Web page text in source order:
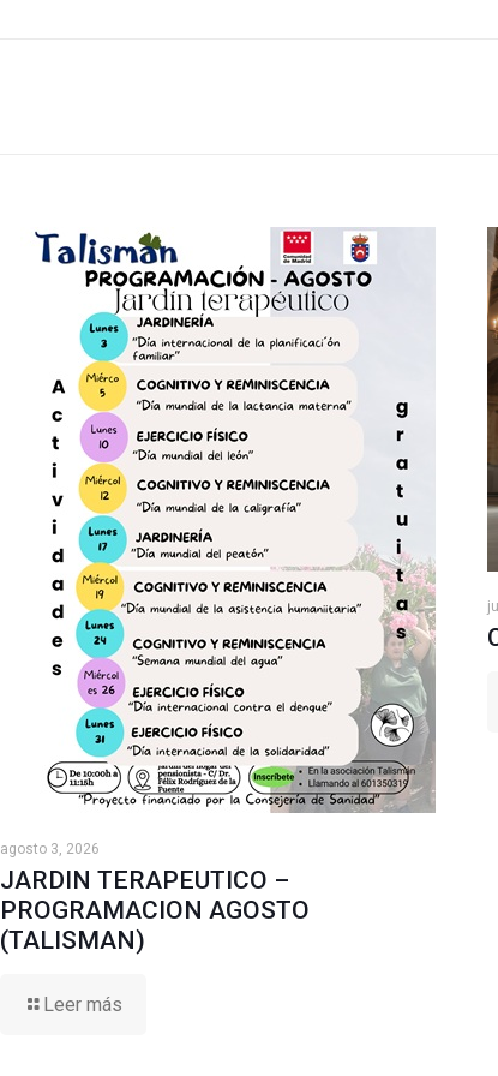
agosto 3, 2026
JARDIN TERAPEUTICO –
PROGRAMACION AGOSTO
(TALISMAN)
Leer más